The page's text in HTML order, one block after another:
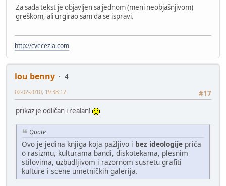
Za sada tekst je objavljen sa jednom (meni neobjašnjivom)
greškom, ali urgirao sam da se ispravi.
http://cvecezla.com
lou benny
4
#17
02-02-2010, 19:38:12
prikaz je odličan i realan!
Quote
Ovo je jedina knjiga koja pažljivo i bez ideologije priča
o rasizmu, kulturama bandi, diskotekama, plesnim
stilovima, uzbudljivom i razornom susretu grafiti
kulture i scene umetničkih galerija.